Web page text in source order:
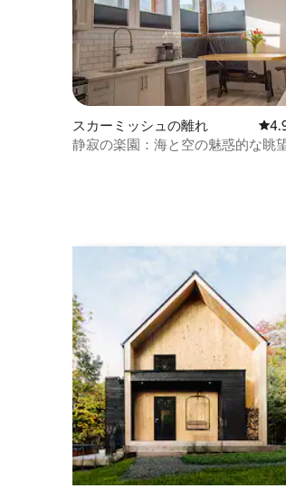
スカーミッシュの離れ レ
静寂の楽園：海と空の魅惑的な眺